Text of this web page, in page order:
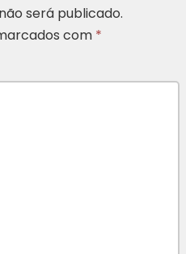
será publicado.
com *